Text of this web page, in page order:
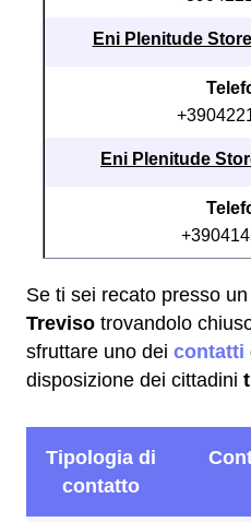
Eni Plenitude
Eni Plenitude
Se ti sei recato presso un
Treviso trovandolo
sfruttare uno dei contatti
disposizione dei cittadini